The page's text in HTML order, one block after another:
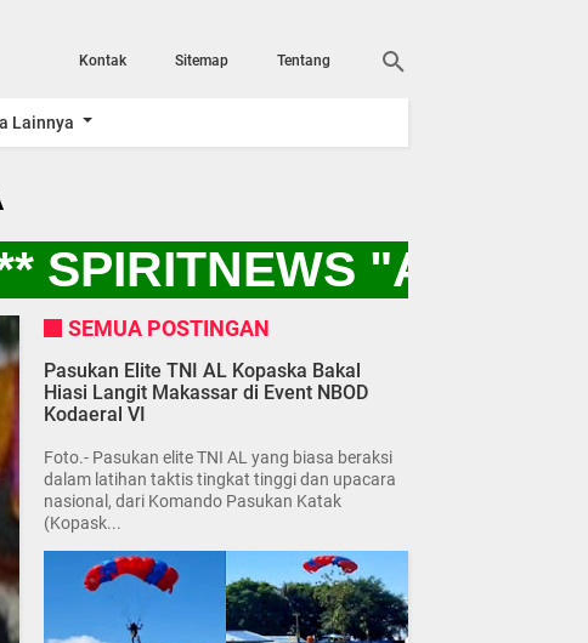
Kontak Sitemap Tentang
Lainnya
"AYO
SEMUA POSTINGAN
Pasukan Elite TNI AL Kopaska Bakal
Hiasi Langit Makassar di Event NBOD
Kodaeral VI
Foto.- Pasukan elite TNI AL yang biasa beraksi
dalam latihan taktis tingkat tinggi dan upacara
nasional, dari Komando Pasukan Katak
(Kopask...